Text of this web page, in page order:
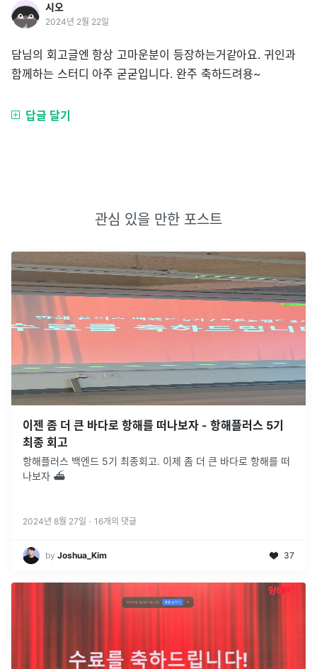
시오
2024년 2월 22일
담님의 회고글엔 항상 고마운분이 등장하는거같아요. 귀인과
함께하는 스터디 아주 굳굳입니다. 완주 축하드려용~
답글 달기
관심 있을 만한 포스트
이젠 좀 더 큰 바다로 항해를 떠나보자 - 항해플러스 5기
최종 회고
항해플러스 백엔드 5기 최종회고. 이제 좀 더 큰 바다로 항해를 떠
나보자 ⛴️
2024년 8월 27일 · 16개의 댓글
by Joshua_Kim 37